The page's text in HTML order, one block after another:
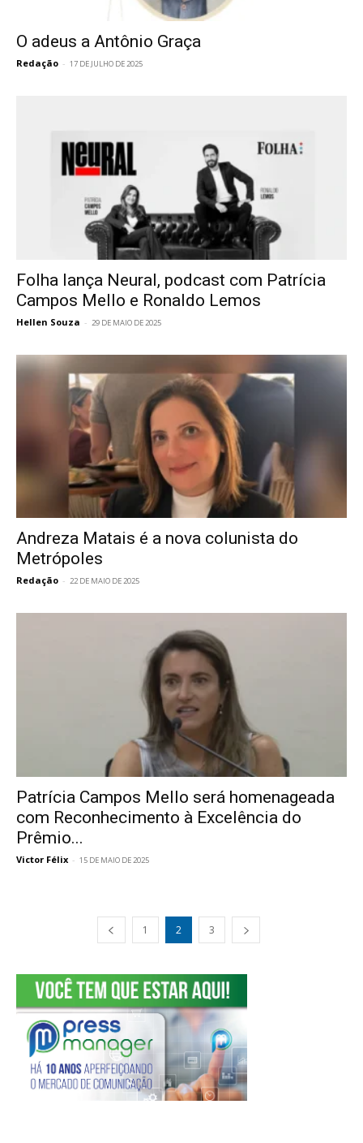
O adeus a Antônio Graça
Redação - 17 DE JULHO DE 2025
Folha lança Neural, podcast com Patrícia
Campos Mello e Ronaldo Lemos
Hellen Souza - 29 DE MAIO DE 2025
Andreza Matais é a nova colunista do
Metrópoles
Redação - 22 DE MAIO DE 2025
Patrícia Campos Mello será homenageada
com Reconhecimento à Excelência do
Prêmio...
Victor Félix - 15 DE MAIO DE 2025
1 2 3